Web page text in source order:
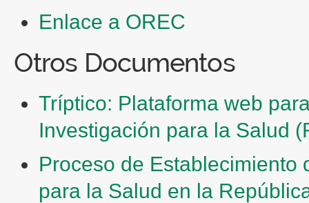
Enlace a OREC
Otros Documentos
Tríptico: Plataforma web
Investigación para la Salud
Proceso de Establecimiento
para la Salud en la